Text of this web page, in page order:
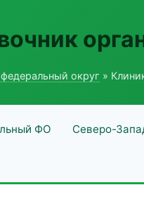
округ »
ФО Северо-